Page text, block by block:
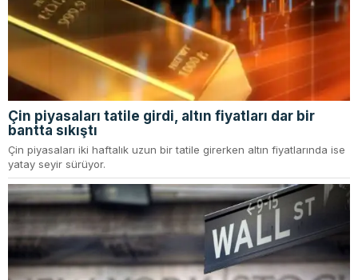
Çin piyasaları tatile girdi, altın fiyatları dar bir
bantta sıkıştı
Çin piyasaları iki haftalık uzun bir tatile girerken altın fiyatlarında ise
yatay seyir sürüyor.